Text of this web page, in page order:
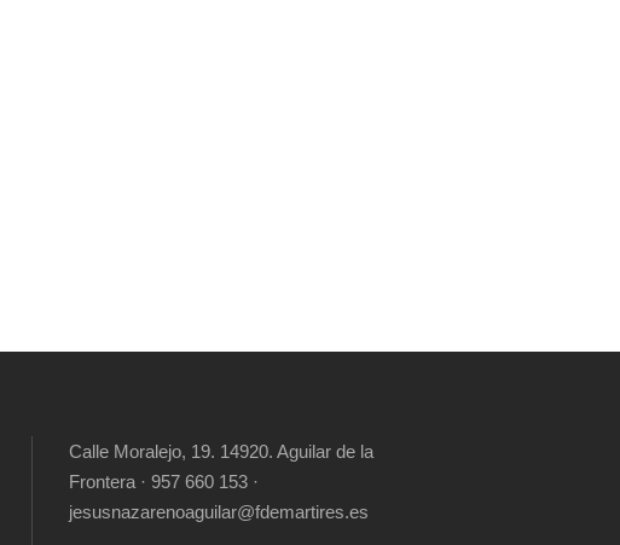
Calle Moralejo, 19. 14920. Aguilar de la
Frontera · 957 660 153 ·
jesusnazarenoaguilar@fdemartires.es